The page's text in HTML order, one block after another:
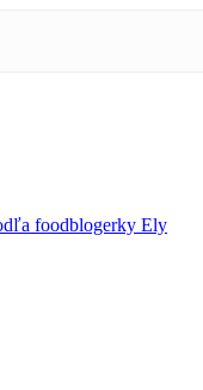
foodblogerky Ely